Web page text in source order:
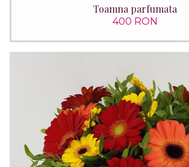
Toamna parfumata
400 RON